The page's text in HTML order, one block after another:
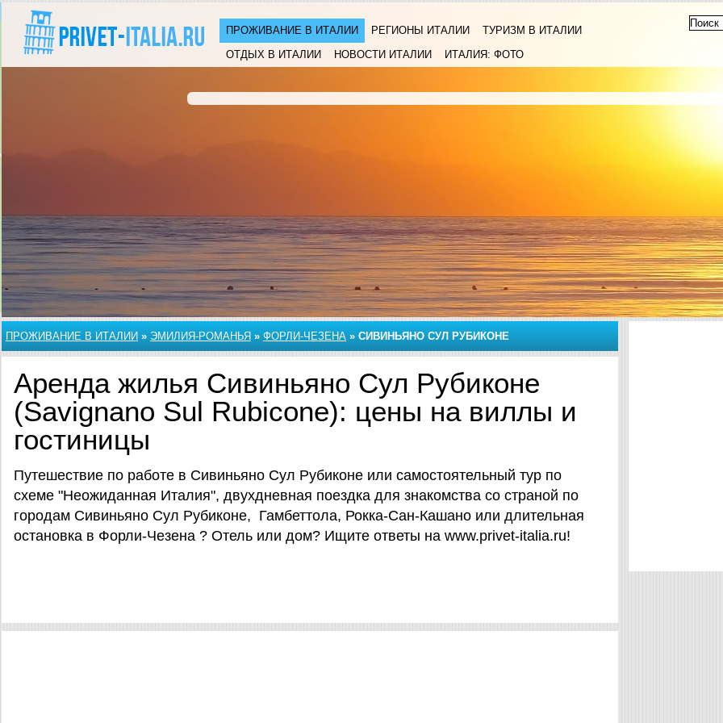
ПРОЖИВАНИЕ В ИТАЛИИ РЕГИОНЫ ИТАЛИИ
ТУРИЗМ В ИТАЛИИ
ОТДЫХ В ИТАЛИИ
НОВОСТИ ИТАЛИИ ИТАЛИЯ: ФОТО
ПРОЖИВАНИЕ В ИТАЛИИ » ЭМИЛИЯ-РОМАНЬЯ » ФОРЛИ-ЧЕЗЕНА » СИВИНЬЯНО СУЛ РУБИКОНЕ
Аренда жилья Сивиньяно Сул Рубиконе
(Savignano Sul Rubicone): цены на виллы и
гостиницы
Путешествие по работе в Сивиньяно Сул Рубиконе или самостоятельный тур по
схеме "Неожиданная Италия", двухдневная поездка для знакомства со страной по
городам Сивиньяно Сул Рубиконе, Гамбеттола, Рокка-Сан-Кашано или длительная
остановка в Форли-Чезена ? Отель или дом? Ищите ответы на www.privet-italia.ru!